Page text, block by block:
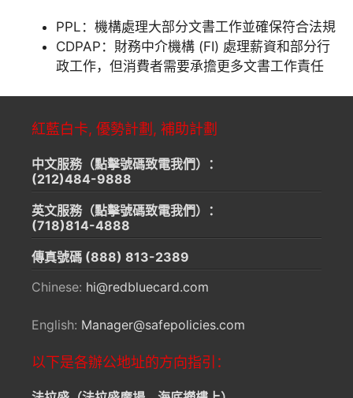
PPL：機構處理大部分文書工作並確保符合法規
CDPAP：財務中介機構 (FI) 處理薪資和部分行
政工作，但消費者需要承擔更多文書工作責任
紅藍白卡, 優勢計劃, 補助計劃
中文服務（點擊號碼致電我們）：
(212)484-9888
英文服務（點擊號碼致電我們）：
(718)814-4888
傳真號碼 (888) 813-2389
Chinese: hi@redbluecard.com
English: Manager@safepolicies.com
以下是各辦公地址的方向指引：